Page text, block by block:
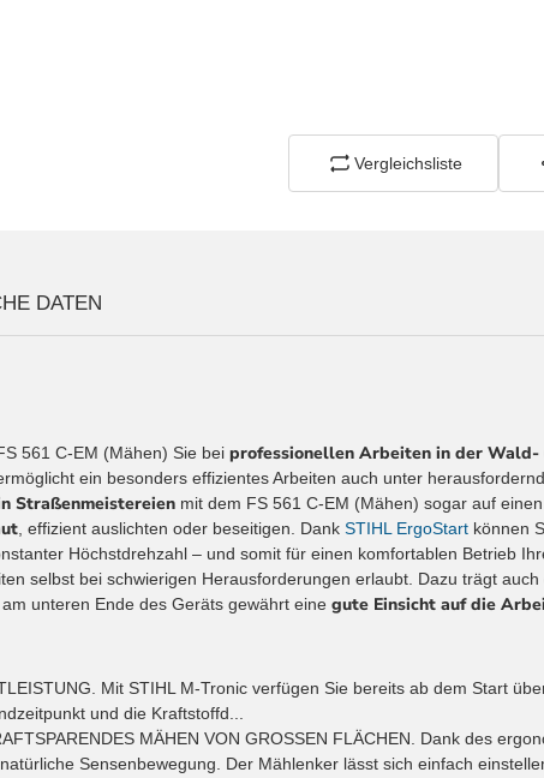
Vergleichsliste
DATEN
561 C-EM (Mähen) Sie bei professionellen Arbeiten in der Wald-
ein besonders effizientes Arbeiten auch unter
Straßenmeistereien mit dem FS 561 C-EM (Mähen) sogar auf
, effizient auslichten oder beseitigen. Dank STIHL ErgoStart können
Höchstdrehzahl – und somit für einen komfortablen Betrieb
selbst bei schwierigen Herausforderungen erlaubt. Dazu trägt auch
am unteren Ende des Geräts gewährt eine gute Einsicht auf die
Mit STIHL M-Tronic verfügen Sie bereits ab dem Start
und die Kraftstoffd...
MÄHEN VON GROSSEN FLÄCHEN. Dank des
Sensenbewegung. Der Mählenker lässt sich einfach